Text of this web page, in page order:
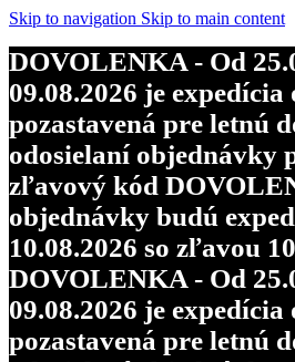
Skip to navigation Skip to main content
DOVOLENKA - Od
09.08.2026 je
pozastavená pre letnú
odosielaní objednávky
zľavový kód
objednávky budú
10.08.2026 so zľavou
DOVOLENKA - Od
09.08.2026 je
pozastavená pre letnú